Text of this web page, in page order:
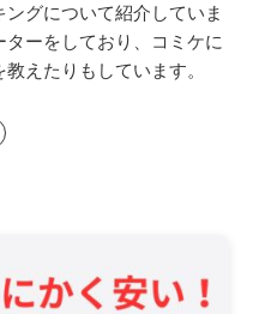
グについて紹介していま
ーをしており、コミケに
えたりもしています。